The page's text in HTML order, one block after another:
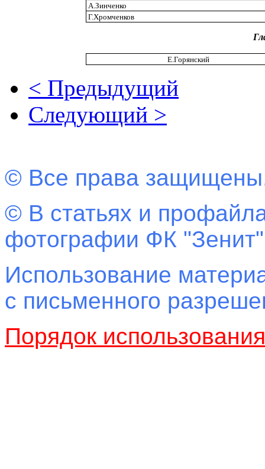
А.Зинченко
Г.Хромченков
Е.Горянский
< Предыдущий
Следующий >
© Все права
© В статьях и
фотографии ФК
Использование
с письменного
Порядок